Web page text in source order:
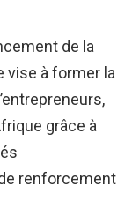
de la
vise à former la
grâce à
renforcement